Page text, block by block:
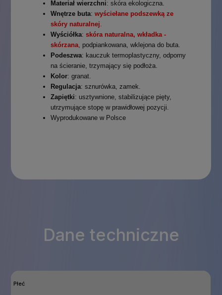
Materiał wierzchni: skóra ekologiczna.
Wnętrze buta:wyściełane podszewką ze
skóry naturalnej
Wyściółka: skóra naturalna, wkładka -
skórzana , podpiankowana, wklejona do buta.
Podeszwa: kauczuk termoplastyczny, odporny
na ścieranie, trzymający się podłoża.
Kolor: granat.
Regulacja: sznurówka, zamek.
Zapiętki: usztywnione, stabilizujące pięty,
utrzymujące stopę w prawidłowej pozycji.
Wyprodukowane w Polsce
Dane techniczne
Płeć